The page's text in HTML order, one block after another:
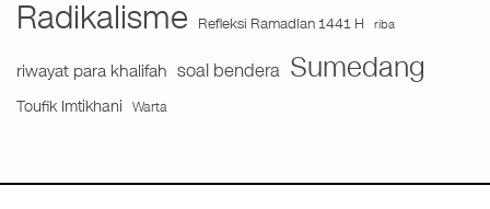
Radikalisme Refleksi Ramadlan 1441 H riba
riwayat para khalifah soal bendera Sumedang
Toufik Imtikhani Warta